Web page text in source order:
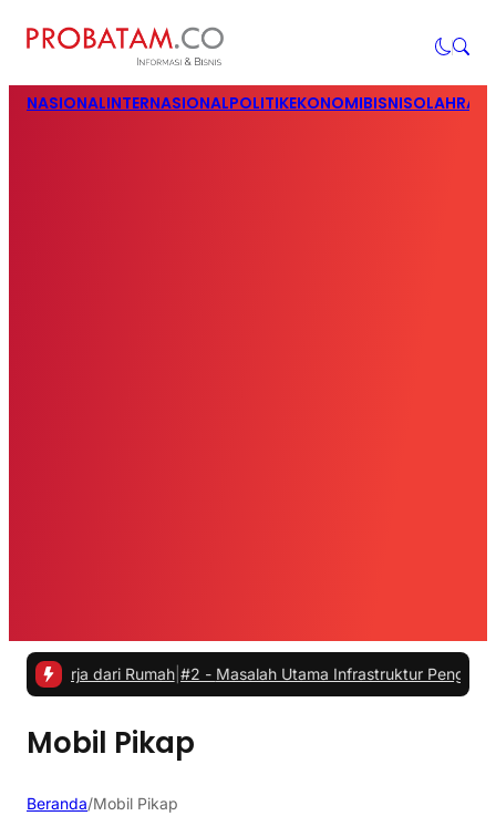
NASIONALINTERNASIONALPOLITIKEKONOMIBISNIS
dari Rumah |#2 -Masalah Utama Infrastruktur Pengisian
Mobil Pikap
Beranda/Mobil Pikap